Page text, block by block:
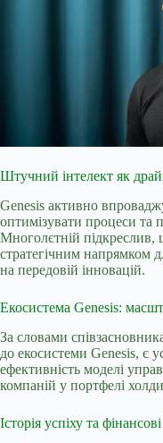
Штучний інтелект як
Genesis активно
оптимізувати процеси та
Многолєтній
стратегічним напрямком
на передовій інновацій.
Екосистема Genesis:
За словами
до екосистеми Genesis, є
ефективність моделі
компаній у портфелі
Історія успіху та